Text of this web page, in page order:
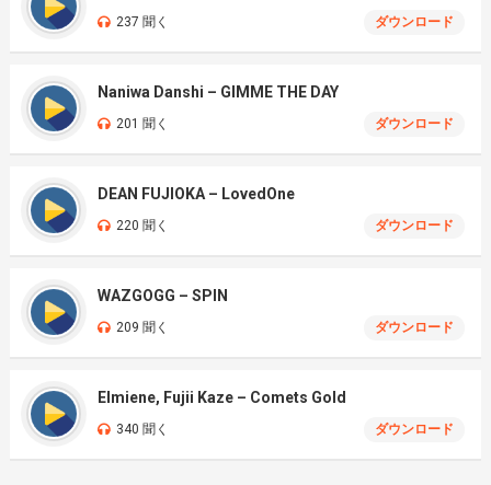
237 聞く ダウンロード
Naniwa Danshi – GIMME THE DAY
201 聞く ダウンロード
DEAN FUJIOKA – LovedOne
220 聞く ダウンロード
WAZGOGG – SPIN
209 聞く ダウンロード
Elmiene, Fujii Kaze – Comets Gold
340 聞く ダウンロード